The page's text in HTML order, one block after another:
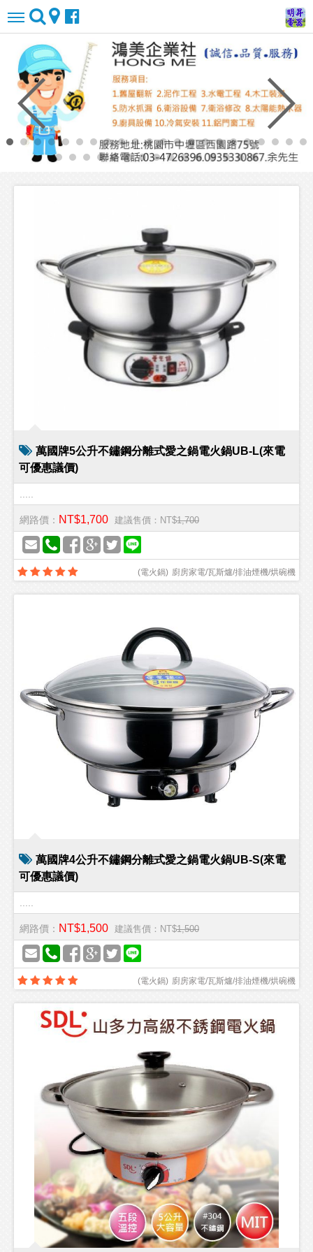
萬國牌5公升不鏽鋼分離式愛之鍋電火鍋UB-L(來電
可優惠議價)
網路價： NT$1,700 建議售價：NT$1,700
廚房家電/瓦斯爐/排油煙機/烘碗機
(電火鍋)
萬國牌4公升不鏽鋼分離式愛之鍋電火鍋UB-S(來電
可優惠議價)
網路價： NT$1,500 建議售價：NT$1,500
廚房家電/瓦斯爐/排油煙機/烘碗機
(電火鍋)